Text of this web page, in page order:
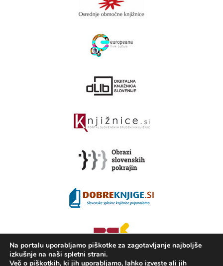
Na portalu uporabljamo piškotke za zagotavljanje najboljše
izkušnje na naši spletni strani.
Več o piškotkih, ki jih uporabljamo, lahko izveste ali jih